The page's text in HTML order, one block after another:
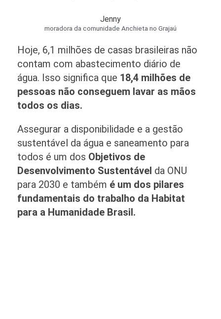
Jenny
moradora da comunidade Anchieta no Grajaú
Hoje, 6,1 milhões de casas brasileiras não
contam com abastecimento diário de
água. Isso significa que 18,4 milhões de
pessoas não conseguem lavar as mãos
todos os dias.
Assegurar a disponibilidade e a gestão
sustentável da água e saneamento para
todos é um dos Objetivos de
Desenvolvimento Sustentável da ONU
para 2030 e também é um dos pilares
fundamentais do trabalho da Habitat
para a Humanidade Brasil.